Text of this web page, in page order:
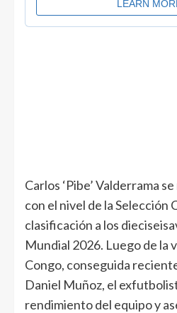
Carlos ‘Pibe’ Valderrama
con el nivel de la Selección
clasificación a los
Mundial 2026. Luego de la
Congo, conseguida
Daniel Muñoz, el
rendimiento del equipo y